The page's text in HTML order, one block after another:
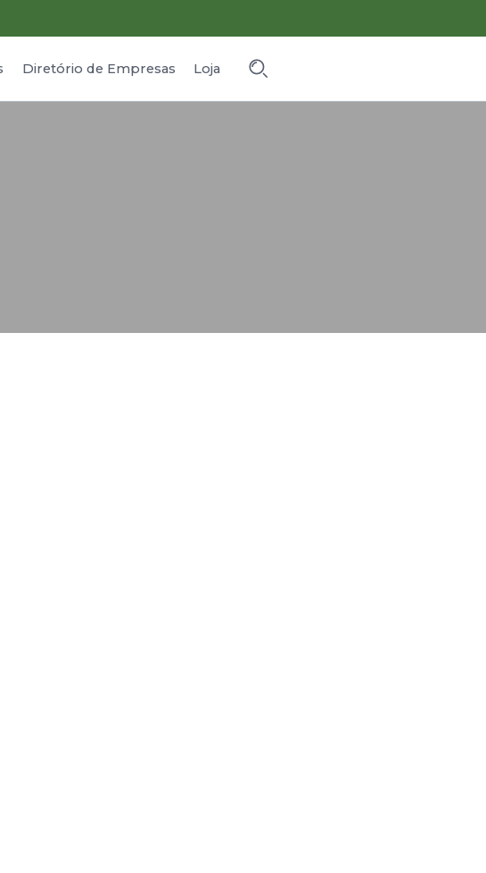
Diretório de Empresas Loja